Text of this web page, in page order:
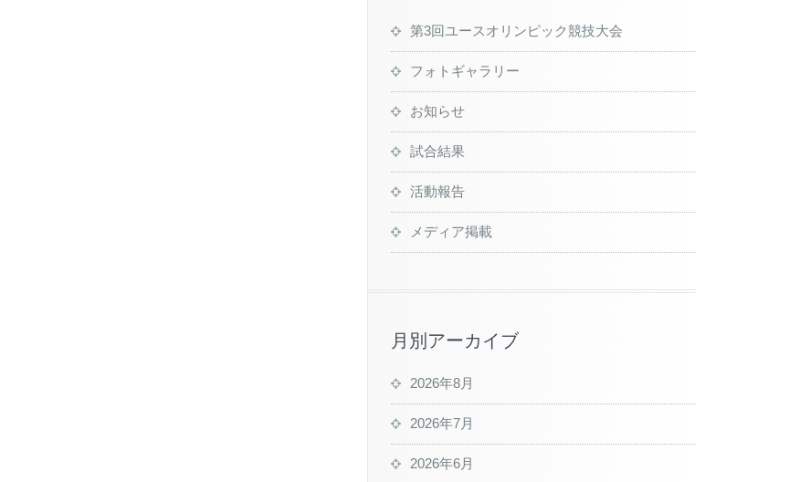
第3回ユースオリンピック競技大会
フォトギャラリー
お知らせ
試合結果
活動報告
メディア掲載
月別アーカイブ
2026年8月
2026年7月
2026年6月